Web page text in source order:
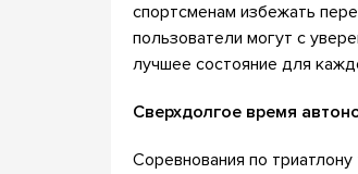
спортсменам избежать
пользователи могут с
лучшее состояние для
Сверхдолгое время
Соревнования по